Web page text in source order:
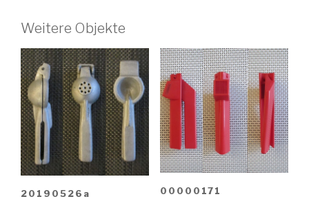
Weitere Objekte
20190526a 00000171